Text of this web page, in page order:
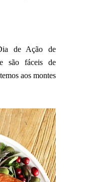
de Ação de
são fáceis de
aos montes